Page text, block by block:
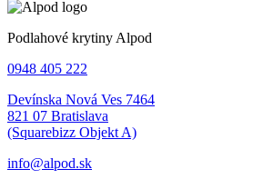
Podlahové krytiny Alpod
0948 405 222
Devínska Nová Ves 7464
821 07 Bratislava
(Squarebizz Objekt A)
info@alpod.sk